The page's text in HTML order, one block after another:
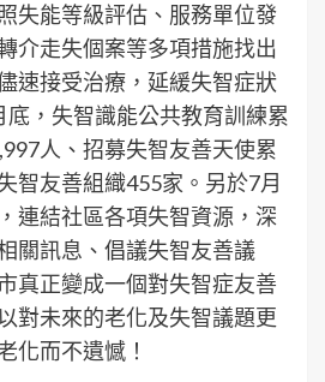
失能等級評估、服務單位發
介走失個案等多項措施找出
速接受治療，延緩失智症狀
，失智識能公共教育訓練累
人、招募失智友善天使累
智友善組織455家。另於7月
連結社區各項失智資源，深
關訊息、倡議失智友善議
真正變成一個對失智症友善
對未來的老化及失智議題更
化而不遺憾！